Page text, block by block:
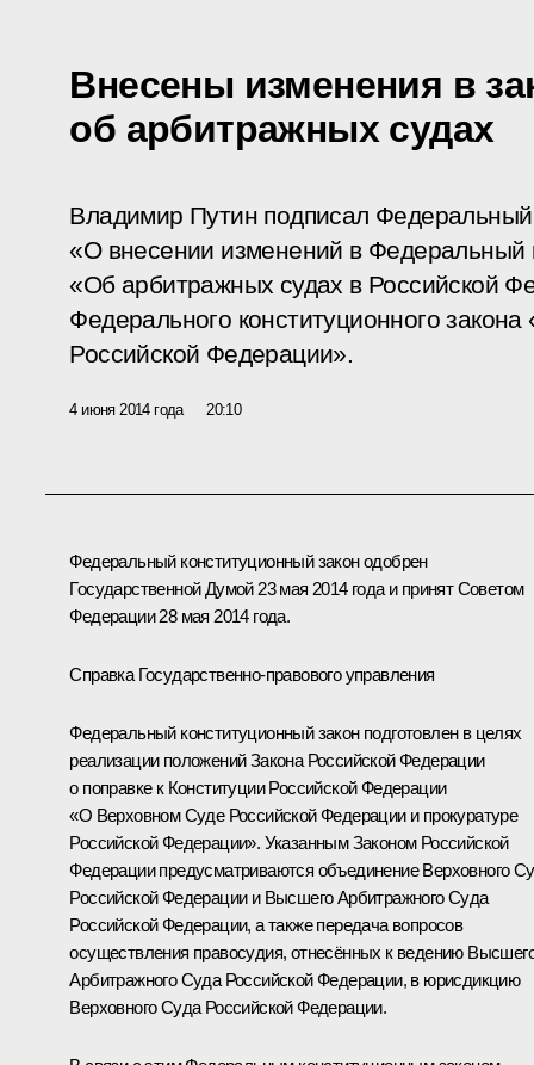
Внесены изменения в
об арбитражных судах
Владимир Путин подписал Федеральный
«О внесении изменений в Федеральный
«Об арбитражных судах в Российской
Федерального конституционного
Российской Федерации».
4 июня 2014 года 20:10
Федеральный конституционный закон одобрен
Государственной Думой 23 мая 2014 года и принят Советом
Федерации 28 мая 2014 года.
Справка Государственно-правового управления
Федеральный конституционный закон подготовлен в целях
реализации положений Закона Российской Федерации
о поправке к Конституции Российской Федерации
«О Верховном Суде Российской Федерации и прокуратуре
Российской Федерации». Указанным Законом Российской
Федерации предусматриваются объединение Верховного
Российской Федерации и Высшего Арбитражного Суда
Российской Федерации, а также передача вопросов
осуществления правосудия, отнесённых к ведению
Арбитражного Суда Российской Федерации, в юрисдикцию
Верховного Суда Российской Федерации.